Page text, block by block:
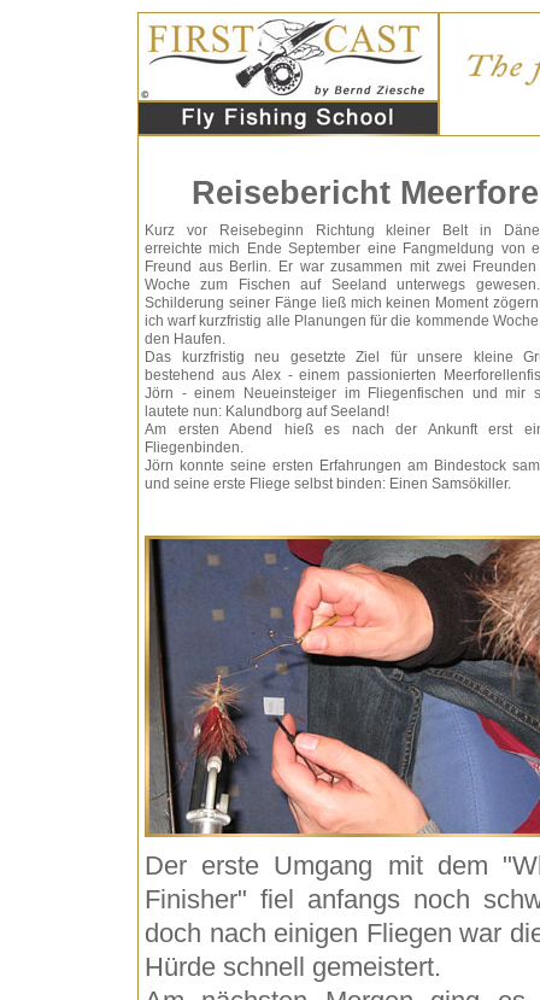
Reisebericht
Kurz vor Reisebeginn Richtung kleiner Belt in
erreichte mich Ende September eine Fangmeldung von
Freund aus Berlin. Er war zusammen mit zwei
Woche zum Fischen auf Seeland unterwegs
Schilderung seiner Fänge ließ mich keinen Moment
ich warf kurzfristig alle Planungen für die kommende
den Haufen.
Das kurzfristig neu gesetzte Ziel für unsere kleine
bestehend aus Alex - einem passionierten
Jörn - einem Neueinsteiger im Fliegenfischen und mir
lautete nun: Kalundborg auf Seeland!
Am ersten Abend hieß es nach der Ankunft erst
Fliegenbinden.
Jörn konnte seine ersten Erfahrungen am Bindestock
und seine erste Fliege selbst binden: Einen Samsökiller.
Der erste Umgang mit dem
Finisher" fiel anfangs noch
doch nach einigen Fliegen war
Hürde schnell gemeistert.